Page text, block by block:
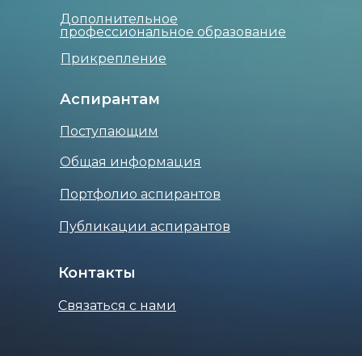
Дополнительное
профессиональное образование
Прикрепление
Контакты
Аспирантам
Поступающим
Общая информация
Портфолио аспирантов
Публикации аспирантов
Связаться с нами